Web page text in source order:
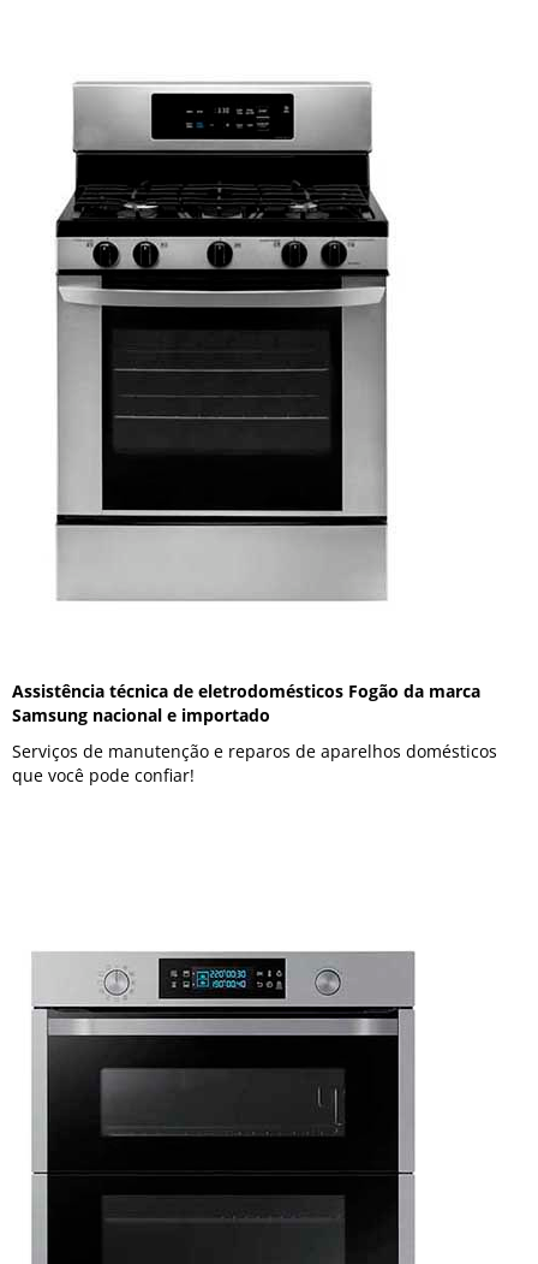
Assistência técnica de eletrodomésticos Fogão da marca
Samsung nacional e importado
Serviços de manutenção e reparos de aparelhos domésticos
que você pode confiar!